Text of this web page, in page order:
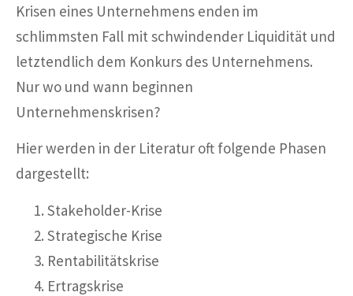
Krisen eines Unternehmens enden im
schlimmsten Fall mit schwindender Liquidität und
letztendlich dem Konkurs des Unternehmens.
Nur wo und wann beginnen
Unternehmenskrisen?
Hier werden in der Literatur oft folgende Phasen
dargestellt:
Stakeholder-Krise
Strategische Krise
Rentabilitätskrise
Ertragskrise